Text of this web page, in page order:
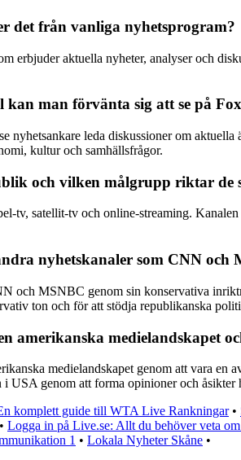
det från vanliga nyhetsprogram?
erbjuder aktuella nyheter, analyser och
man förvänta sig att se på
nyhetsankare leda diskussioner om
kultur och samhällsfrågor.
och vilken målgrupp riktar de
tv, satellit-tv och online-streaming.
nyhetskanaler som CNN och
och MSNBC genom sin konservativa
ton och för att stödja republikanska
amerikanska medielandskapet
medielandskapet genom att vara
USA genom att forma opinioner och åsikter
komplett guide till WTA Live Rankningar•
• Logga in på Live.se: Allt du behöver veta
1 • Lokala Nyheter Skåne •